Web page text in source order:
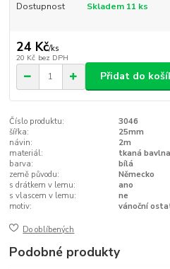
Dostupnost Skladem 11 ks
24 Kč/ks
20 Kč bez DPH
Přidat do
Číslo produktu:
3046
šířka:
25mm
návin:
2m
materiál:
tkaná bavlna
barva:
bílá
země původu:
Německo
s drátkem v lemu:
ano
s vlascem v lemu:
ne
motiv:
vánoční
Do oblíbených
Podobné produkty